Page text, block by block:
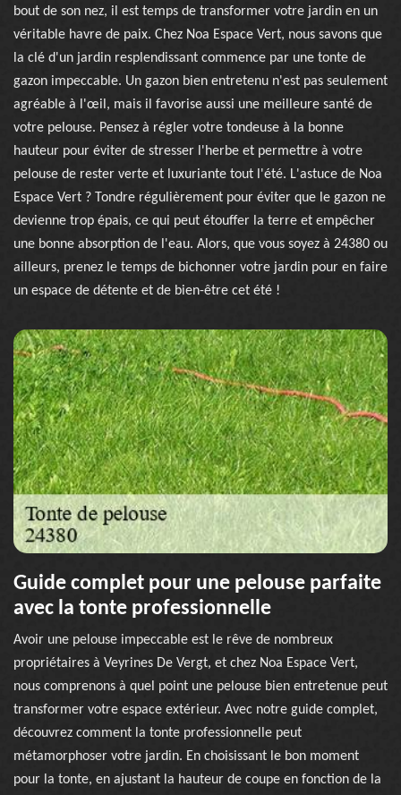
bout de son nez, il est temps de transformer votre jardin en un
véritable havre de paix. Chez Noa Espace Vert, nous savons que
la clé d'un jardin resplendissant commence par une tonte de
gazon impeccable. Un gazon bien entretenu n'est pas seulement
agréable à l'œil, mais il favorise aussi une meilleure santé de
votre pelouse. Pensez à régler votre tondeuse à la bonne
hauteur pour éviter de stresser l'herbe et permettre à votre
pelouse de rester verte et luxuriante tout l'été. L'astuce de Noa
Espace Vert ? Tondre régulièrement pour éviter que le gazon ne
devienne trop épais, ce qui peut étouffer la terre et empêcher
une bonne absorption de l'eau. Alors, que vous soyez à 24380 ou
ailleurs, prenez le temps de bichonner votre jardin pour en faire
un espace de détente et de bien-être cet été !
Guide complet pour une pelouse parfaite
avec la tonte professionnelle
Avoir une pelouse impeccable est le rêve de nombreux
propriétaires à Veyrines De Vergt, et chez Noa Espace Vert,
nous comprenons à quel point une pelouse bien entretenue peut
transformer votre espace extérieur. Avec notre guide complet,
découvrez comment la tonte professionnelle peut
métamorphoser votre jardin. En choisissant le bon moment
pour la tonte, en ajustant la hauteur de coupe en fonction de la